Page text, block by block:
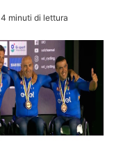
4 minuti di lettura